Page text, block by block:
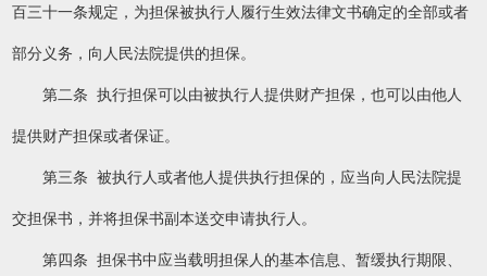
百三十一条规定，为担保被执行人履行生效法律文书确定的全部或者
部分义务，向人民法院提供的担保。
第二条 执行担保可以由被执行人提供财产担保，也可以由他人
提供财产担保或者保证。
第三条 被执行人或者他人提供执行担保的，应当向人民法院提
交担保书，并将担保书副本送交申请执行人。
第四条 担保书中应当载明担保人的基本信息、暂缓执行期限、